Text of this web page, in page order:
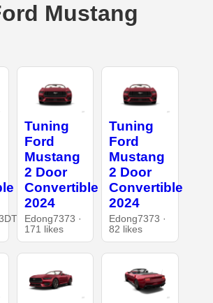
Mustang
Tuning
Ford
Mustang
2 Door
Convertible
2024
Edong7373 ·
171 likes
Tuning
Ford
Mustang
2 Door
Convertible
2024
Edong7373 ·
82 likes